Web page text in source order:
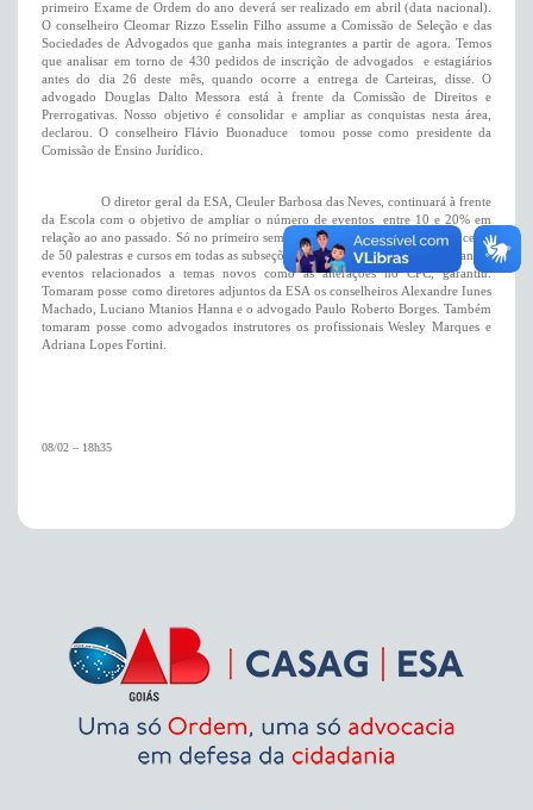
primeiro Exame de Ordem do ano deverá ser realizado em abril (data nacional).
O conselheiro Cleomar Rizzo Esselin Filho assume a Comissão de Seleção e das
Sociedades de Advogados que ganha mais integrantes a partir de agora. Temos
que analisar em torno de 430 pedidos de inscrição de advogados e estagiários
antes do dia 26 deste mês, quando ocorre a entrega de Carteiras, disse. O
advogado Douglas Dalto Messora está à frente da Comissão de Direitos e
Prerrogativas. Nosso objetivo é consolidar e ampliar as conquistas nesta área,
declarou. O conselheiro Flávio Buonaduce tomou posse como presidente da
Comissão de Ensino Jurídico.
O diretor geral da ESA, Cleuler Barbosa das Neves, continuará à frente
da Escola com o objetivo de ampliar o número de eventos entre 10 e 20% em
relação ao ano passado. Só no primeiro semestre de 2006, aEscola realizou cerca
de 50 palestras e cursos em todas as subseções. Queremos agora produzir grandes
eventos relacionados a temas novos como as alterações no CPC, garantiu.
Tomaram posse como diretores adjuntos da ESA os conselheiros Alexandre Iunes
Machado, Luciano Mtanios Hanna e o advogado Paulo Roberto Borges. Também
tomaram posse como advogados instrutores os profissionais Wesley Marques e
Adriana Lopes Fortini.
08/02 – 18h35